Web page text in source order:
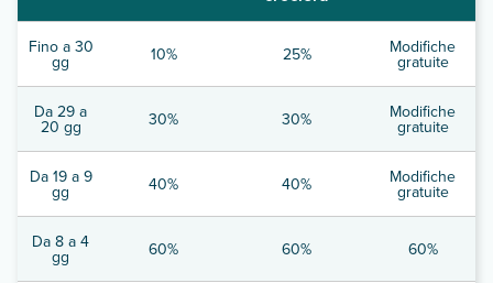
Fino a 30
gg 10% 25% Modifiche
gratuite
Da 29 a
20 gg 30% 30% Modifiche
gratuite
Da 19 a 9
gg 40% 40% Modifiche
gratuite
Da 8 a 4
gg 60% 60% 60%